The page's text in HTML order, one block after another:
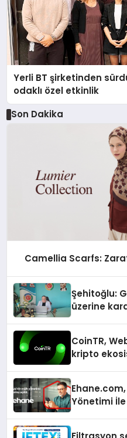
Yerli BT şirketinden
odaklı özel etkinlik
Son Dakika
Camellia Scarfs:
Şehitoğlu:
üzerine
CoinTR,
kripto
Yönetimi